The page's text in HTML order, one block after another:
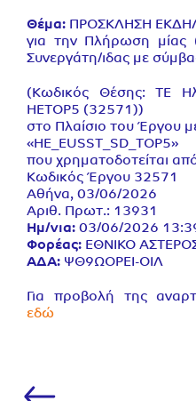
Θέμα: ΠΡΟΣΚΛΗΣΗ
για την Πλήρωση μίας
Συνεργάτη/ιδας με
(Κωδικός Θέσης: ΤΕ
HETOP5 (32571))
στο Πλαίσιο του Έργου
«HE_EUSST_SD_TOP5»
που χρηματοδοτείται
Κωδικός Έργου 32571
Αθήνα, 03/06/2026
Αριθ. Πρωτ.: 13931
Ημ/νια: 03/06/2026
Φορέας: ΕΘΝΙΚΟ
ΑΔΑ: ΨΘ9ΩΟΡΕΙ-ΟΙΛ
Για προβολή της
εδώ